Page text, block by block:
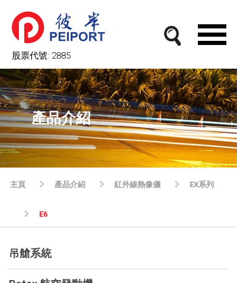
股票代號: 2885
產品介紹
主頁 產品介紹 紅外線熱像儀 EX系列
E6
吊艙系統